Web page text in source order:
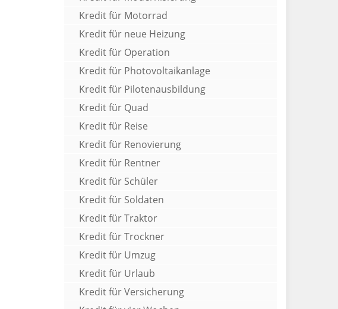
Kredit für Motorrad
Kredit für neue Heizung
Kredit für Operation
Kredit für Photovoltaikanlage
Kredit für Pilotenausbildung
Kredit für Quad
Kredit für Reise
Kredit für Renovierung
Kredit für Rentner
Kredit für Schüler
Kredit für Soldaten
Kredit für Traktor
Kredit für Trockner
Kredit für Umzug
Kredit für Urlaub
Kredit für Versicherung